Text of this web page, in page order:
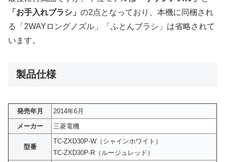
「お手入れブラシ」 の2点となっており、本機に同梱され
る「2WAYロングノズル」「ふとんブラシ」は省略されて
います。
製品仕様
発売年月
2014年6月
メーカー
三菱電機
型番
TC-ZXD30P-W（シャインホワイト）
TC-ZXD30P-R（ルージュレッド）